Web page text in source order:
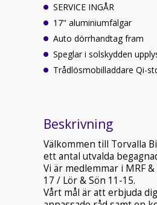
SERVICE INGÅR
17" aluminiumfälgar
Auto dörrhandtag fram
Speglar i solskydden
Trådlösmobilladdare Qi-
Beskrivning
Välkommen till Torvalla
ett antal utvalda
Vi är medlemmar i MRF
17 / Lör & Sön 11-15.
Vårt mål är att erbjuda